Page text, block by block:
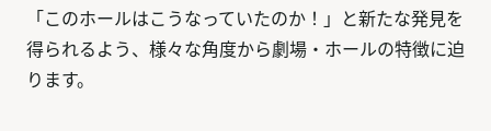
「このホールはこうなっていたのか！」と新たな発見を
得られるよう、様々な角度から劇場・ホールの特徴に迫
ります。